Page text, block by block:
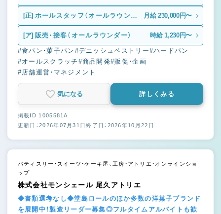
[正] ホールスタッフ（オールラウンダ
ー）
月給 230,000円〜
[ア] 販売・接客（オールラウンダー） 時給 1,230円〜
#食パン・菓子パン #デニッシュペストリー#ハードパン
#オールスクラッチ #商品開発#販促・企画
#店舗運営・マネジメント
気になる 詳しくみる
掲載ID 1005581A
更新日：2026年07月31日終了日：2026年10月22日
パティスリー・スイーツ・ケーキ屋、工房・アトリエ・オンラインショ
ップ
株式会社モンシェール 尾久アトリエ
◆書類選考なし◆堂島ロールのほか多数の洋菓子ブランド
を展開中！製造リーダー募集◎フルタイムアルバイトも歓